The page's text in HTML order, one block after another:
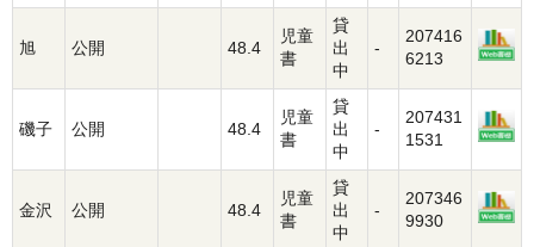
旭 公開 48.4
児童
書
貸
出
中
-
207416
6213
磯子 公開 48.4
児童
書
貸
出
中
-
207431
1531
金沢 公開 48.4
児童
書
貸
出
中
-
207346
9930